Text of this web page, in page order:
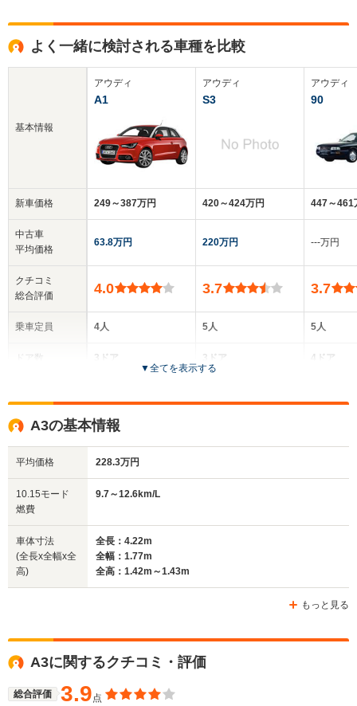
よく一緒に検討される車種を比較
基本情報
新車価格
中古車
平均価格
クチコミ
総合評価
乗車定員
ドア数
サイズ
(全長x全幅x全高)
WLTCモード
燃費
アウディ
A1
249～387万円
63.8万円
4.0
4人
3ドア
全高
全長
-m
-
アウディ
S3
420～424万円
220万円
3.7
5人
3ドア
全高
-
アウディ
90
447～461
‐‐‐万円
3.7
5人
4ドア
全高
▼全てを表示する
A3の基本情報
平均価格 228.3万円
10.15モード
燃費
9.7～12.6km/L
車体寸法
(全長x全幅x全
高)
全長：4.22m
全幅：1.77m
全高：1.42m～1.43m
もっと見る
A3に関するクチコミ・評価
総合評価 3.9点